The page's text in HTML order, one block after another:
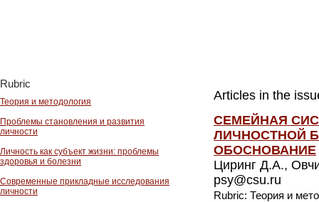
Rubric
Теория и методология
Проблемы становления и развития
личности
Личность как субъект жизни: проблемы
здоровья и болезни
Современные прикладные исследования
личности
Articles in the
СЕМЕЙНАЯ
ЛИЧНОСТНОЙ
ОБОСНОВАНИЕ
Циринг Д.А.,
psy@csu.ru
Rubric: Теория и